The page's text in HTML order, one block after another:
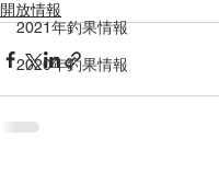
2021年釣果情報
2020年釣果情報
開放情報